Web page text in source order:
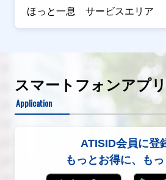
ほっと一息 サービスエリア
スマートフォンアプリ
Application
ATISID会員に登
もっとお得に、も